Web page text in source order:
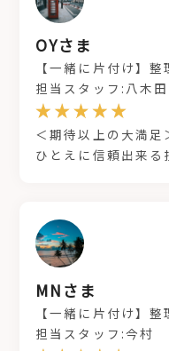
OYさま
【一緒に片付け】
担当スタッフ:八木田
＜期待以上の大満足
ひとえに信頼出来る
MNさま
【一緒に片付け】
担当スタッフ:今村